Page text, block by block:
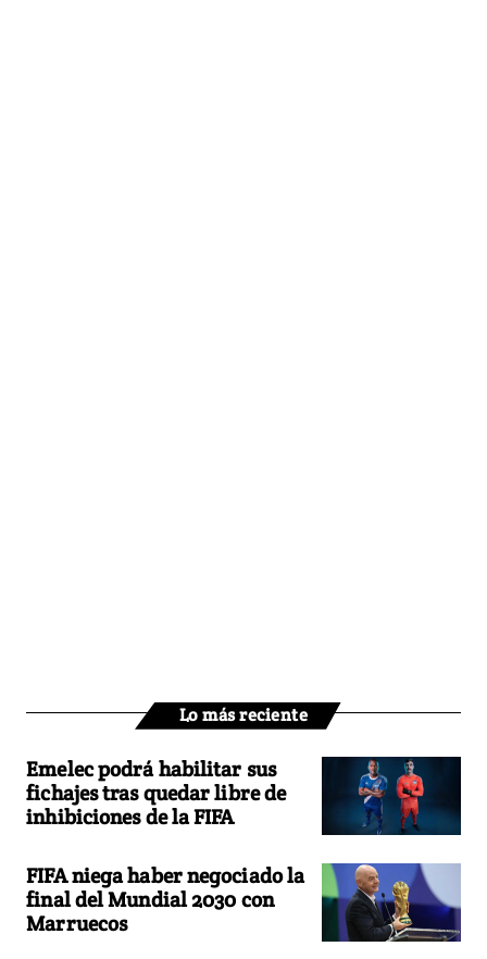
Lo más reciente
Emelec podrá habilitar sus
fichajes tras quedar libre de
inhibiciones de la FIFA
FIFA niega haber negociado la
final del Mundial 2030 con
Marruecos